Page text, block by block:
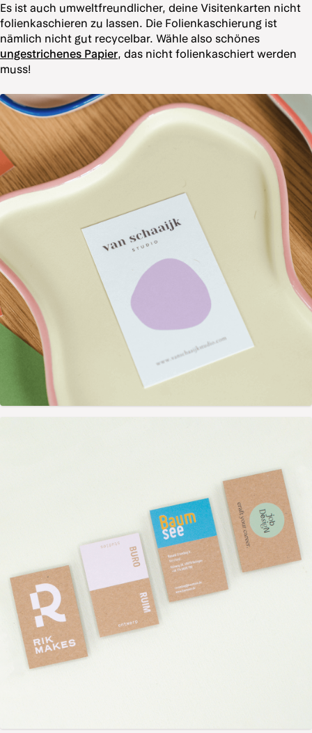
Es ist auch umweltfreundlicher, deine Visitenkarten nicht
folienkaschieren zu lassen. Die Folienkaschierung ist
nämlich nicht gut recycelbar. Wähle also schönes
ungestrichenes Papier, das nicht folienkaschiert werden
muss!